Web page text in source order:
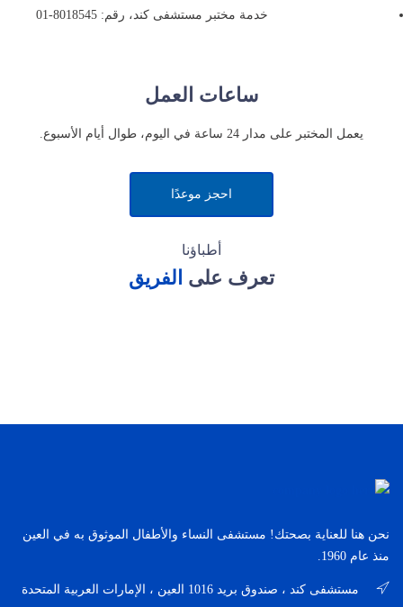
خدمة مختبر مستشفى كند، رقم: 8018545-01
ساعات العمل
يعمل المختبر على مدار 24 ساعة في اليوم، طوال أيام الأسبوع.
احجز موعدًا
أطباؤنا
تعرف على الفريق
نحن هنا للعناية بصحتك! مستشفى النساء والأطفال الموثوق به في العين
منذ عام 1960.
مستشفى كند ، صندوق بريد 1016 العين ، الإمارات العربية المتحدة